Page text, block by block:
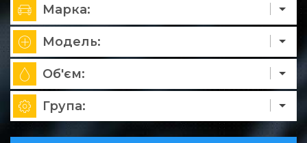
Марка:
Модель:
Об'єм:
Група: